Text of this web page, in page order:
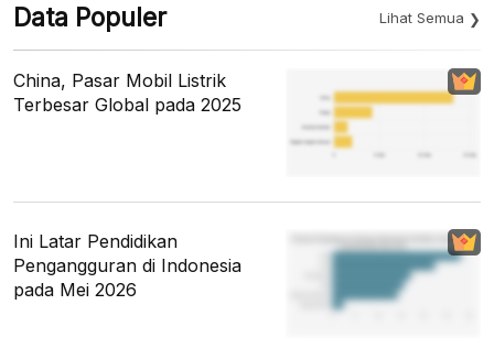
Data Populer Lihat Semua
China, Pasar Mobil Listrik
Terbesar Global pada 2025
Ini Latar Pendidikan
Pengangguran di Indonesia
pada Mei 2026